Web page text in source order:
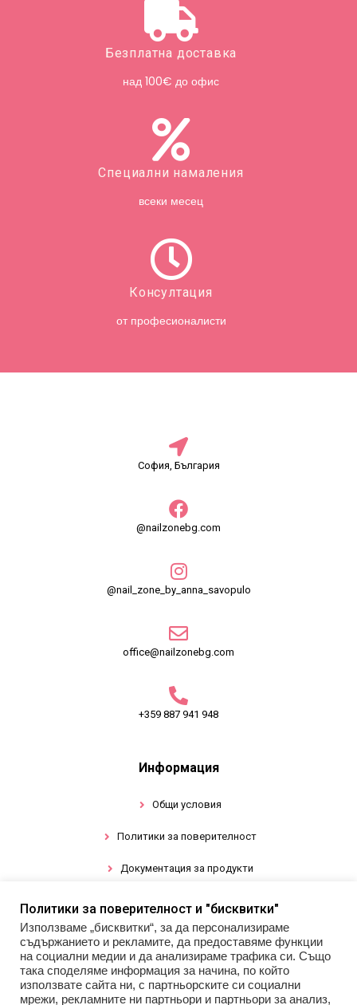
Безплатна доставка
над 100€ до офис
Специални намаления
всеки месец
Консултация
от професионалисти
София, България
@nailzonebg.com
@nail_zone_by_anna_savopulo
office@nailzonebg.com
+359 887 941 948
Информация
Общи условия
Политики за поверителност
Документация за продукти
Промоции
Гел лак
Инструменти
Политики за поверителност и "бисквитки"
Използваме „бисквитки“, за да персонализираме
съдържанието и рекламите, да предоставяме функции
на социални медии и да анализираме трафика си. Също
така споделяме информация за начина, по който
използвате сайта ни, с партньорските си социални
мрежи, рекламните ни партньори и партньори за анализ,